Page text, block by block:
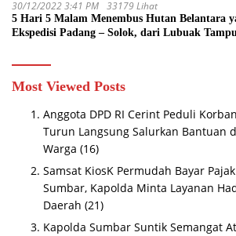
30/12/2022 3:41 PM 33179 Lihat
5 Hari 5 Malam Menembus Hutan Belantara
Ekspedisi Padang – Solok, dari Lubuak
Most Viewed Posts
Anggota DPD RI Cerint Peduli
Turun Langsung Salurkan Bantuan
Warga (16)
Samsat KiosK Permudah Bayar
Sumbar, Kapolda Minta Layanan
Daerah (21)
Kapolda Sumbar Suntik Semangat